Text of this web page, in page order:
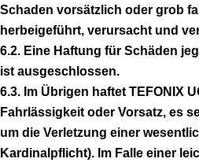
Schaden vorsätzlich oder grob
herbeigeführt, verursacht und
6.2. Eine Haftung für Schäden
ist ausgeschlossen.
6.3. Im Übrigen haftet TEFONIX
Fahrlässigkeit oder Vorsatz, es
um die Verletzung einer
Kardinalpflicht). Im Falle einer